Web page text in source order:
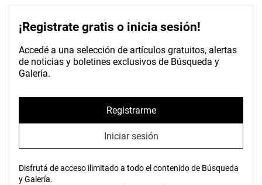
¡Registrate gratis o inicia sesión!
Accedé a una selección de artículos gratuitos, alertas
de noticias y boletines exclusivos de Búsqueda y
Galería.
Registrarme
Iniciar sesión
Disfrutá de acceso ilimitado a todo el contenido de Búsqueda
y Galería.